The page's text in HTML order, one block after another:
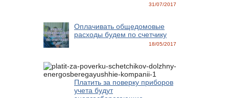
31/07/2017
Оплачивать общедомовые
расходы будем по счетчику
18/05/2017
Платить за поверку приборов
учета будут